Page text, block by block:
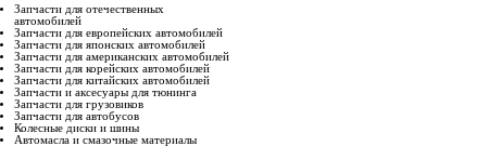
Запчасти для отечественных
автомобилей
Запчасти для европейских автомобилей
Запчасти для японских автомобилей
Запчасти для американских автомобилей
Запчасти для корейских автомобилей
Запчасти для китайских автомобилей
Запчасти и аксесуары для тюнинга
Запчасти для грузовиков
Запчасти для автобусов
Колесные диски и шины
Автомасла и смазочные материалы